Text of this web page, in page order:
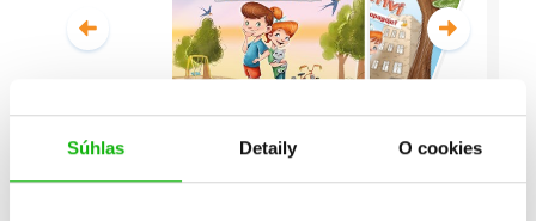
Súhlas Detaily O cookies